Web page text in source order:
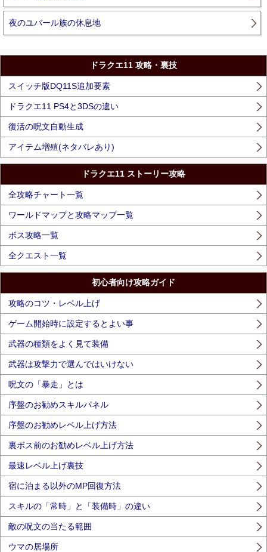
夜のユバール族の休息地
ドラクエ11 攻略・裏技
スイッチ版DQ11S追加要素
ドラクエ11 PS4と3DSの違い
復活の呪文自動生成
アイテム増殖(ネタバレあり)
ドラクエ11 ストーリー攻略
全攻略チャート一覧
ワールドマップと攻略マップ一覧
ボス攻略一覧
全クエスト一覧
初心者向け攻略ガイド
攻略のコツ・レベル上げ
ゲーム開始時に設定するとよい事
武器の種類をよく見て装備
武器は攻撃力で選んではいけない
呪文の「暴走」とは
序盤のお勧めスキルパネル
序盤のお勧めレベル上げ方法
裏ボス前のお勧めレベル上げ方法
最速レベル上げ裏技
宿に泊まる以外のMP回復方法
スキルの「常時」と「装備時」の違い
敵の呪文の当たる範囲
ウマの居場所